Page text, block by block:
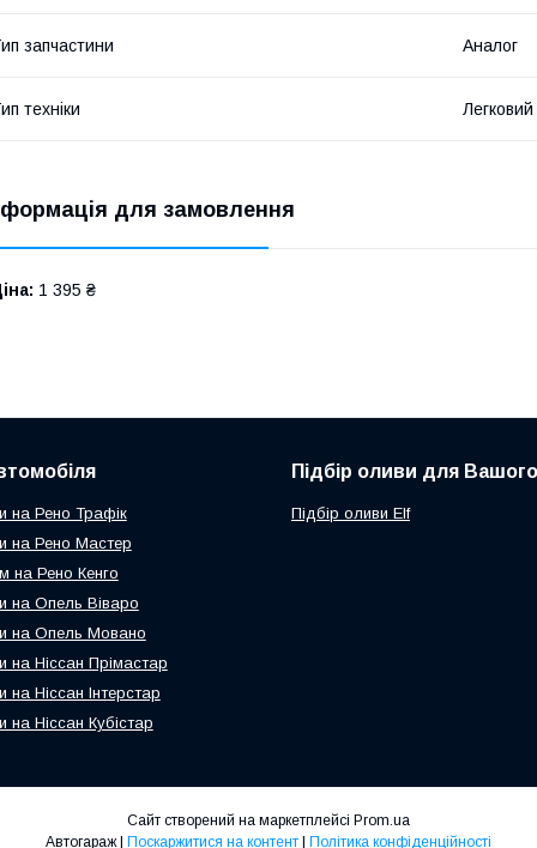
запчастини Аналог
техніки
для замовлення
1 395 ₴
на Рено Трафік
на Рено Мастер
на Рено Кенго
на Опель Віваро
на Опель Мовано
на Ніссан Прімастар
на Ніссан Інтерстар
на Ніссан Кубістар
Підбір оливи для
Підбір оливи Elf
Сайт створений на маркетплейсі Prom.ua
Автогараж | Поскаржитися на контент | Політика конфіденційності